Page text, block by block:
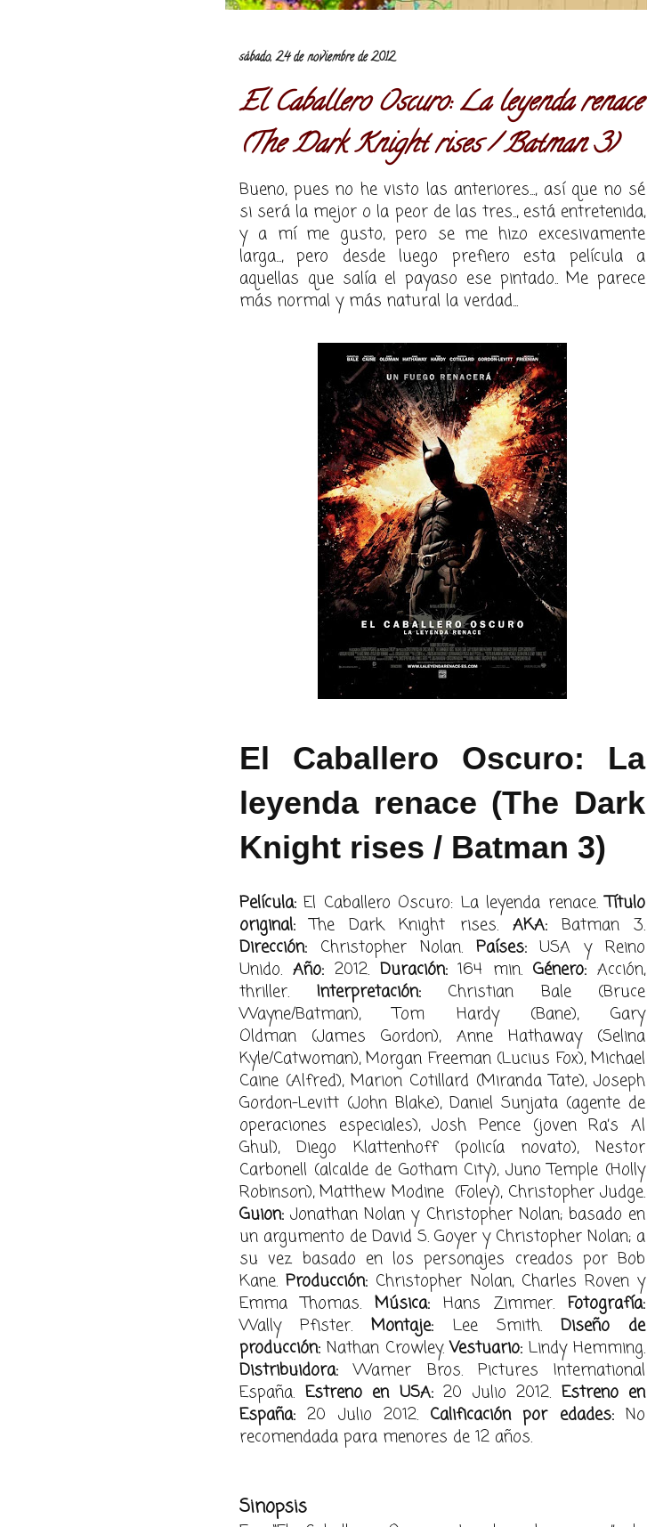
sábado, 24 de noviembre de 2012
El Caballero Oscuro: La leyenda renace
(The Dark Knight rises / Batman 3)
Bueno, pues no he visto las anteriores..., así que no sé
si será la mejor o la peor de las tres.., está entretenida,
y a mí me gusto, pero se me hizo excesivamente
larga..., pero desde luego prefiero esta película a
aquellas que salía el payaso ese pintado.. Me parece
más normal y más natural la verdad...
El Caballero Oscuro: La
leyenda renace (The Dark
Knight rises / Batman 3)
Película: El Caballero Oscuro: La leyenda renace.Título
original: The Dark Knight rises.AKA: Batman 3.
Dirección: Christopher Nolan. Países:USA y Reino
Unido. Año:2012. Duración:164 min.Género: Acción,
thriller. Interpretación:Christian Bale (Bruce
Wayne/Batman), Tom Hardy (Bane), Gary
Oldman (James Gordon), Anne Hathaway (Selina
Kyle/Catwoman), Morgan Freeman (Lucius Fox), Michael
Caine (Alfred), Marion Cotillard (Miranda Tate), Joseph
Gordon-Levitt (John Blake), Daniel Sunjata (agente de
operaciones especiales), Josh Pence (joven Ra’s Al
Ghul), Diego Klattenhoff (policía novato), Nestor
Carbonell (alcalde de Gotham City), Juno Temple (Holly
Robinson), Matthew Modine (Foley), Christopher Judge.
Guion: Jonathan Nolan y Christopher Nolan; basado en
un argumento de David S. Goyer y Christopher Nolan; a
su vez basado en los personajes creados por Bob
Kane.Producción: Christopher Nolan, Charles Roven y
Emma Thomas. Música: Hans Zimmer. Fotografía:
Wally Pfister.Montaje: Lee Smith. Diseño de
producción: Nathan Crowley.Vestuario: Lindy Hemming.
Distribuidora: Warner Bros. Pictures International
España. Estreno en USA:20 Julio 2012. Estreno en
España: 20 Julio 2012. Calificación por edades:No
recomendada para menores de 12 años.
Sinopsis